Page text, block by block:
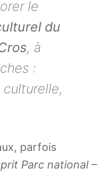
le
du
, à
:
parfois
Parc national –